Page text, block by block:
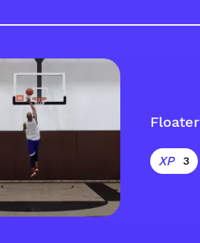
Floater
3